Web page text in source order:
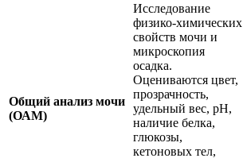
Общий анализ мочи
(ОАМ)
Исследование
физико-химических
свойств мочи и
микроскопия
осадка.
Оцениваются цвет,
прозрачность,
удельный вес, pH,
наличие белка,
глюкозы,
кетоновых тел,